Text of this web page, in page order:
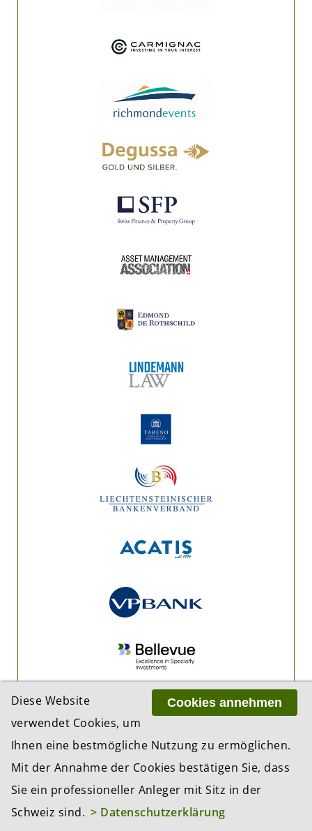
Cookies annehmen
Diese Website
verwendet Cookies, um
Ihnen eine bestmögliche Nutzung zu ermöglichen.
Mit der Annahme der Cookies bestätigen Sie, dass
Sie ein professioneller Anleger mit Sitz in der
Schweiz sind. > Datenschutzerklärung